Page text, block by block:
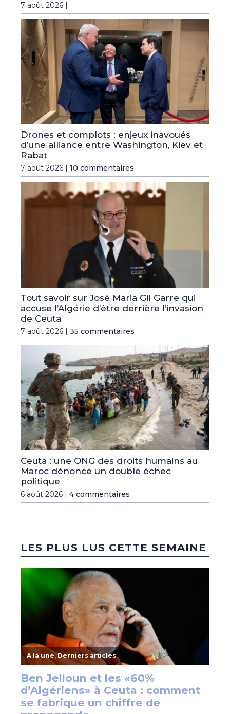
7 août 2026 |
Drones et complots : enjeux inavoués
d’une alliance entre Washington, Kiev et
Rabat
7 août 2026 | 10 commentaires
Tout savoir sur José Maria Gil Garre qui
accuse l’Algérie d’être derrière l’invasion
de Ceuta
7 août 2026 | 35 commentaires
Ceuta : une ONG des droits humains au
Maroc dénonce un double échec
politique
6 août 2026 | 4 commentaires
LES PLUS LUS CETTE SEMAINE